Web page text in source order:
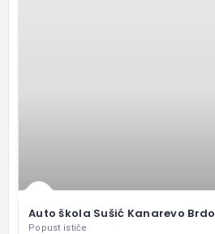
Auto škola Sušić Kanarevo Brdo
Popust ističe